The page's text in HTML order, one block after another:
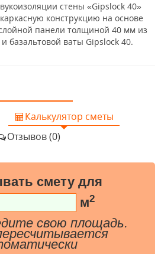
стены «Gipslock 40»
конструкцию на основе
панели толщиной 40 мм из
базальтовой ваты Gipslock 40.
Калькулятор сметы
Отзывов (0)
смету для
м2
свою площадь.